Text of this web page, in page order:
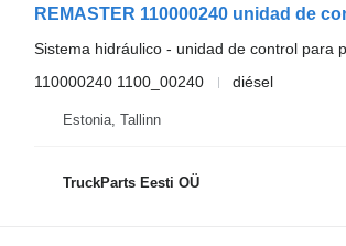
Sistema hidráulico - unidad de control para
110000240 1100_00240
diésel
Estonia, Tallinn
TruckParts Eesti OÜ